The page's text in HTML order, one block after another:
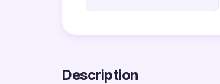
Description